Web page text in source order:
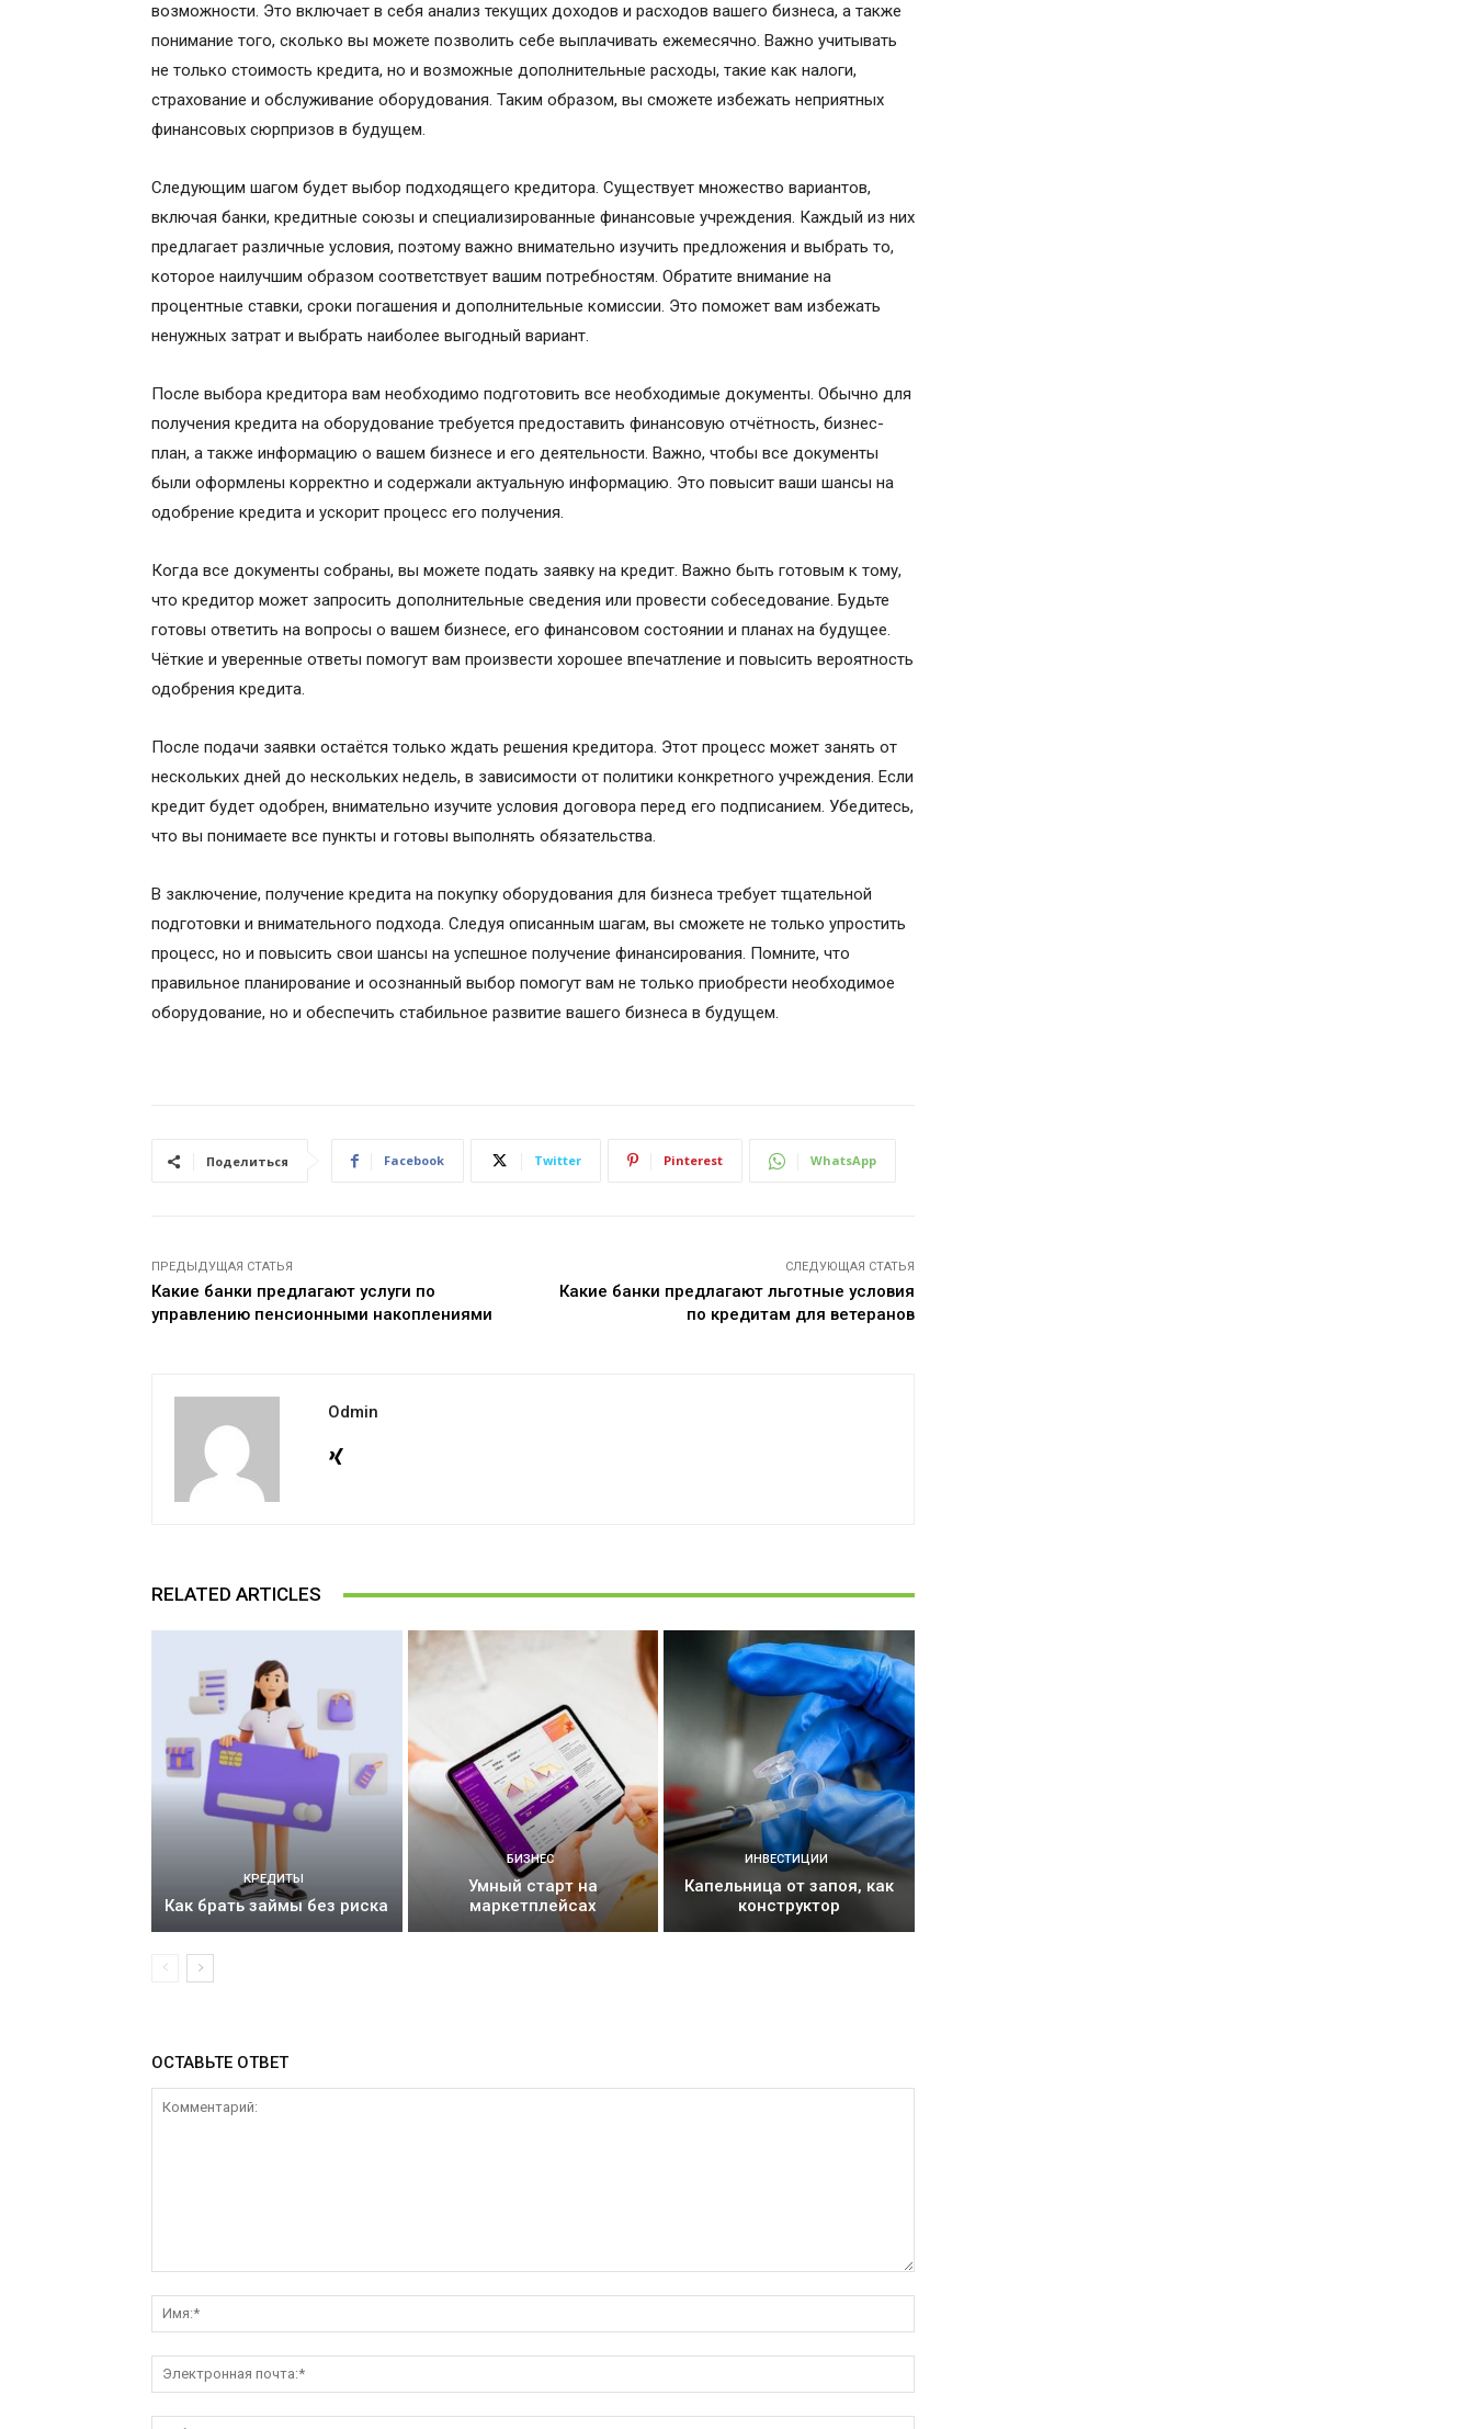
возможности. Это включает в себя анализ текущих доходов и расходов вашего бизнеса, а также
понимание того, сколько вы можете позволить себе выплачивать ежемесячно. Важно учитывать
не только стоимость кредита, но и возможные дополнительные расходы, такие как налоги,
страхование и обслуживание оборудования. Таким образом, вы сможете избежать неприятных
финансовых сюрпризов в будущем.
Следующим шагом будет выбор подходящего кредитора. Существует множество вариантов,
включая банки, кредитные союзы и специализированные финансовые учреждения. Каждый из них
предлагает различные условия, поэтому важно внимательно изучить предложения и выбрать то,
которое наилучшим образом соответствует вашим потребностям. Обратите внимание на
процентные ставки, сроки погашения и дополнительные комиссии. Это поможет вам избежать
ненужных затрат и выбрать наиболее выгодный вариант.
После выбора кредитора вам необходимо подготовить все необходимые документы. Обычно для
получения кредита на оборудование требуется предоставить финансовую отчётность, бизнес-
план, а также информацию о вашем бизнесе и его деятельности. Важно, чтобы все документы
были оформлены корректно и содержали актуальную информацию. Это повысит ваши шансы на
одобрение кредита и ускорит процесс его получения.
Когда все документы собраны, вы можете подать заявку на кредит. Важно быть готовым к тому,
что кредитор может запросить дополнительные сведения или провести собеседование. Будьте
готовы ответить на вопросы о вашем бизнесе, его финансовом состоянии и планах на будущее.
Чёткие и уверенные ответы помогут вам произвести хорошее впечатление и повысить вероятность
одобрения кредита.
После подачи заявки остаётся только ждать решения кредитора. Этот процесс может занять от
нескольких дней до нескольких недель, в зависимости от политики конкретного учреждения. Если
кредит будет одобрен, внимательно изучите условия договора перед его подписанием. Убедитесь,
что вы понимаете все пункты и готовы выполнять обязательства.
В заключение, получение кредита на покупку оборудования для бизнеса требует тщательной
подготовки и внимательного подхода. Следуя описанным шагам, вы сможете не только упростить
процесс, но и повысить свои шансы на успешное получение финансирования. Помните, что
правильное планирование и осознанный выбор помогут вам не только приобрести необходимое
оборудование, но и обеспечить стабильное развитие вашего бизнеса в будущем.
Поделиться Facebook Twitter Pinterest WhatsApp
ПРЕДЫДУЩАЯ СТАТЬЯ
Какие банки предлагают услуги по
управлению пенсионными накоплениями
СЛЕДУЮЩАЯ СТАТЬЯ
Какие банки предлагают льготные условия
по кредитам для ветеранов
Odmin
RELATED ARTICLES
КРЕДИТЫ
Как брать займы без риска
БИЗНЕС
Умный старт на
маркетплейсах
ИНВЕСТИЦИИ
Капельница от запоя, как
конструктор
ОСТАВЬТЕ ОТВЕТ
почта:*